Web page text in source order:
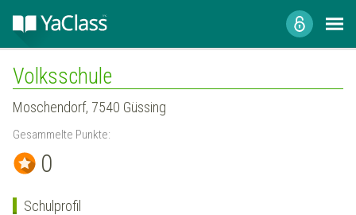
Volksschule
Moschendorf, 7540 Güssing
Gesammelte Punkte:
0
Schulprofil